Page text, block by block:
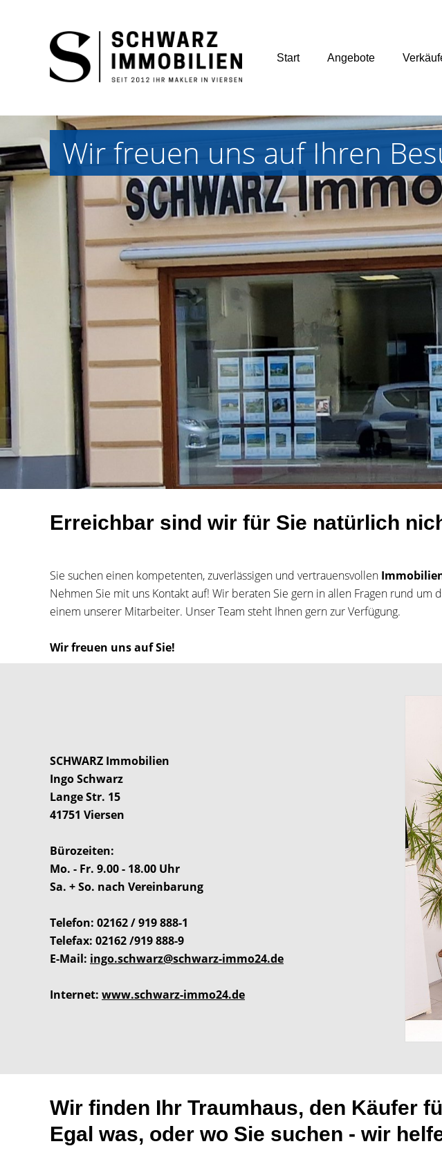
Start Angebote
Wir freuen uns auf Ihren
Erreichbar sind wir für Sie natürlich
Sie suchen einen kompetenten, zuverlässigen und vertrauensvollen
Nehmen Sie mit uns Kontakt auf! Wir beraten Sie gern in allen Fragen rund
einem unserer Mitarbeiter. Unser Team steht Ihnen gern zur Verfügung.
Wir freuen uns auf Sie!
SCHWARZ Immobilien
Ingo Schwarz
Lange Str. 15
41751 Viersen
Bürozeiten:
Mo. - Fr. 9.00 - 18.00 Uhr
Sa. + So. nach Vereinbarung
Telefon: 02162 / 919 888-1
Telefax: 02162 /919 888-9
E-Mail: ingo.schwarz@schwarz-immo24.de
Internet: www.schwarz-immo24.de
Wir finden Ihr Traumhaus, den Käufer
Egal was, oder wo Sie suchen - wir